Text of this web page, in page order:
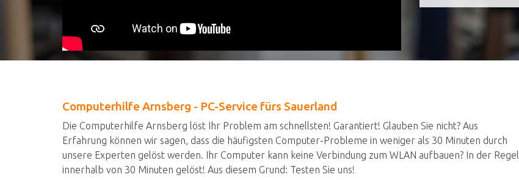
Computerhilfe Arnsberg - PC-Service fürs Sauerland
Die Computerhilfe Arnsberg löst Ihr Problem am schnellsten! Garantiert! Glauben Sie nicht? Aus
Erfahrung können wir sagen, dass die häufigsten Computer-Probleme in weniger als 30 Minuten durch
unsere Experten gelöst werden. Ihr Computer kann keine Verbindung zum WLAN aufbauen? In der Regel
innerhalb von 30 Minuten gelöst! Aus diesem Grund: Testen Sie uns!